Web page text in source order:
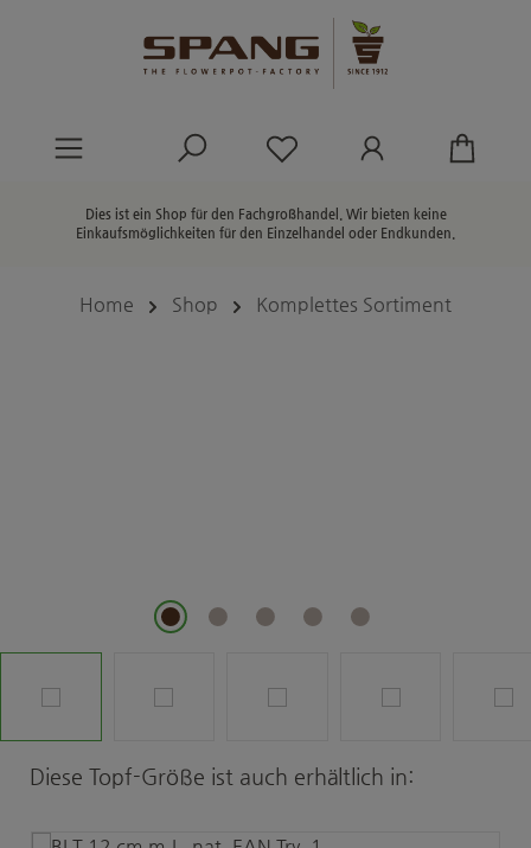
Du hast 0 Produkte
Dies ist ein Shop für den Fachgroßhandel. Wir bieten keine
Einkaufsmöglichkeiten für den Einzelhandel oder Endkunden.
Home Shop Komplettes Sortiment
Produktgalerie überspringen
Diese Topf-Größe ist auch erhältlich in: